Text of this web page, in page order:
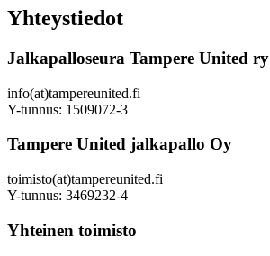
Yhteystiedot
Jalkapalloseura Tampere United ry
info(at)tampereunited.fi
Y-tunnus: 1509072-3
Tampere United jalkapallo Oy
toimisto(at)tampereunited.fi
Y-tunnus: 3469232-4
Yhteinen toimisto